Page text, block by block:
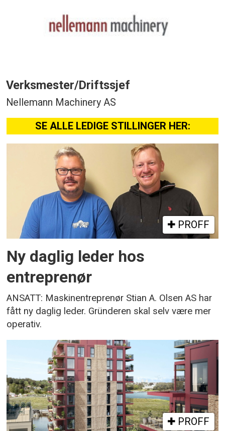
Verksmester/Driftssjef
Nellemann Machinery AS
SE ALLE LEDIGE STILLINGER HER:
PROFF
Ny daglig leder hos
entreprenør
ANSATT: Maskinentreprenør Stian A. Olsen AS har
fått ny daglig leder. Gründeren skal selv være mer
operativ.
PROFF